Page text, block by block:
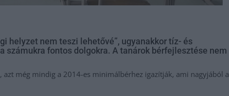
helyzet nem teszi lehetővé”, ugyanakkor tíz- és
számukra fontos dolgokra. A tanárok bérfejlesztése nem
még mindig a 2014-es minimálbérhez igazítják, ami nagyjából a